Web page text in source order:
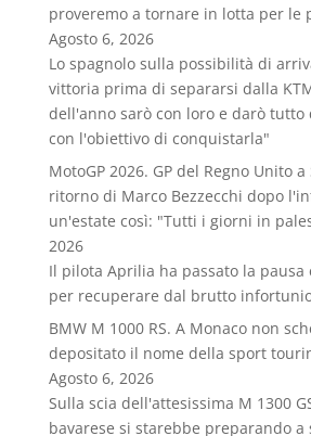
proveremo a tornare in lotta per le
Agosto 6, 2026
Lo spagnolo sulla possibilità di
vittoria prima di separarsi dalla
dell'anno sarò con loro e darò tutto
con l'obiettivo di conquistarla"
MotoGP 2026. GP del Regno Unito
ritorno di Marco Bezzecchi dopo
un'estate così: "Tutti i giorni in
2026
Il pilota Aprilia ha passato la pausa
per recuperare dal brutto
BMW M 1000 RS. A Monaco non
depositato il nome della sport
Agosto 6, 2026
Sulla scia dell'attesissima M 1300
bavarese si starebbe preparando a